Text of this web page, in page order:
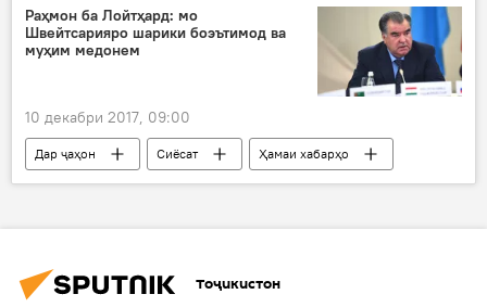
Шодихон Ҷамшед
Арамбегим Маҳтобшозода
таҷлил
Раҳмон ба Лойтҳард: мо
Швейтсарияро шарики боэътимод ва
муҳим медонем
10 декабри 2017, 09:00
Дар ҷаҳон Сиёсат
Ҳамаи хабарҳо
Эмомалӣ Раҳмон
Дар Тоҷикистон
Тоҷикистон